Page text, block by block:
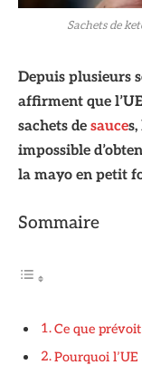
Sachets de
Depuis plusieurs
affirment que
sachets de sauce
impossible
la mayo en petit
Sommaire
Ce que
Pourquoi l’UE